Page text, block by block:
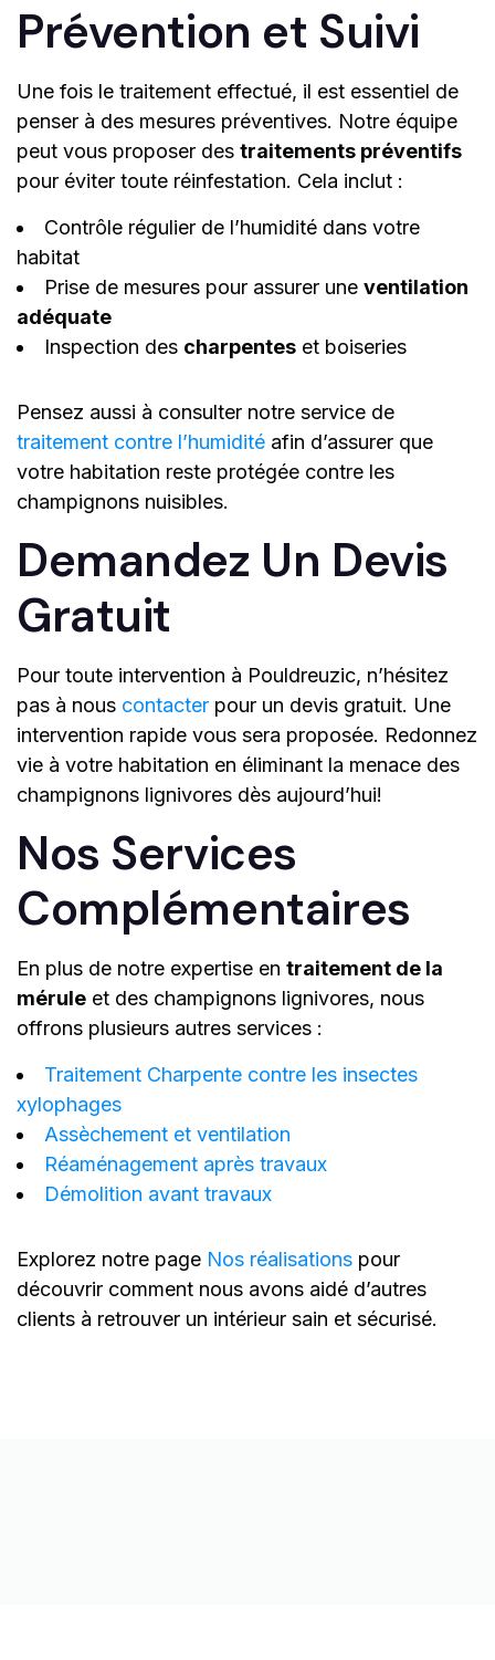
Prévention et Suivi
Une fois le traitement effectué, il est essentiel de
penser à des mesures préventives. Notre équipe
peut vous proposer des traitements préventifs
pour éviter toute réinfestation. Cela inclut :
Contrôle régulier de l’humidité dans votre
habitat
Prise de mesures pour assurer une ventilation
adéquate
Inspection des charpentes et boiseries
Pensez aussi à consulter notre service de
traitement contre l’humidité afin d’assurer que
votre habitation reste protégée contre les
champignons nuisibles.
Demandez Un Devis
Gratuit
Pour toute intervention à Pouldreuzic, n’hésitez
pas à nous contacter pour un devis gratuit. Une
intervention rapide vous sera proposée. Redonnez
vie à votre habitation en éliminant la menace des
champignons lignivores dès aujourd’hui!
Nos Services
Complémentaires
En plus de notre expertise en traitement de la
mérule et des champignons lignivores, nous
offrons plusieurs autres services :
Traitement Charpente contre les insectes
xylophages
Assèchement et ventilation
Réaménagement après travaux
Démolition avant travaux
Explorez notre page Nos réalisations pour
découvrir comment nous avons aidé d’autres
clients à retrouver un intérieur sain et sécurisé.